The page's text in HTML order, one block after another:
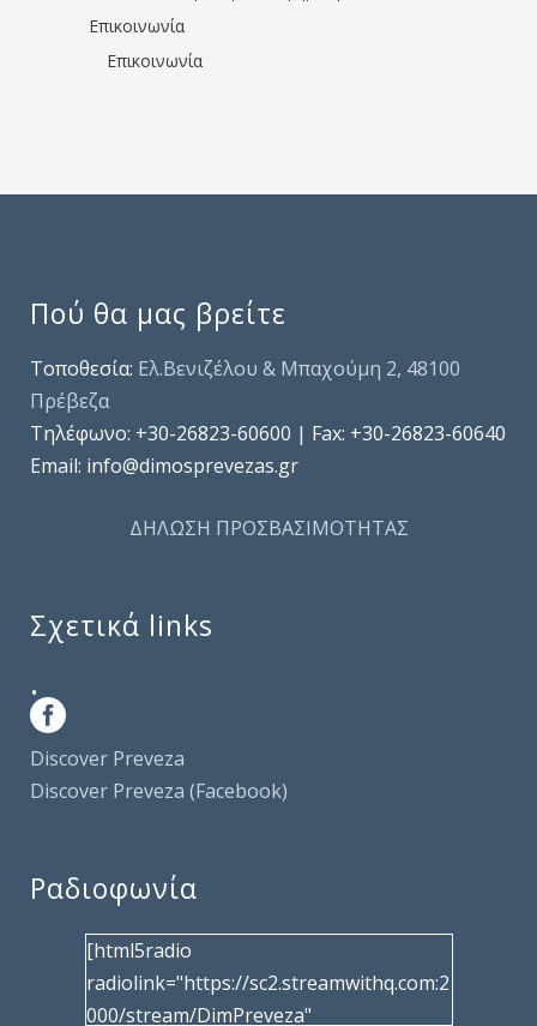
Επικοινωνία
Επικοινωνία
Πού θα μας βρείτε
Τοποθεσία: Ελ.Βενιζέλου & Μπαχούμη 2, 48100
Πρέβεζα
Τηλέφωνo: +30-26823-60600 | Fax: +30-26823-60640
Email: info@dimosprevezas.gr
ΔΗΛΩΣΗ ΠΡΟΣΒΑΣΙΜΟΤΗΤΑΣ
Σχετικά links
.
Discover Preveza
Discover Preveza (Facebook)
Ραδιοφωνία
[html5radio
radiolink="https://sc2.streamwithq.com:2
000/stream/DimPreveza"